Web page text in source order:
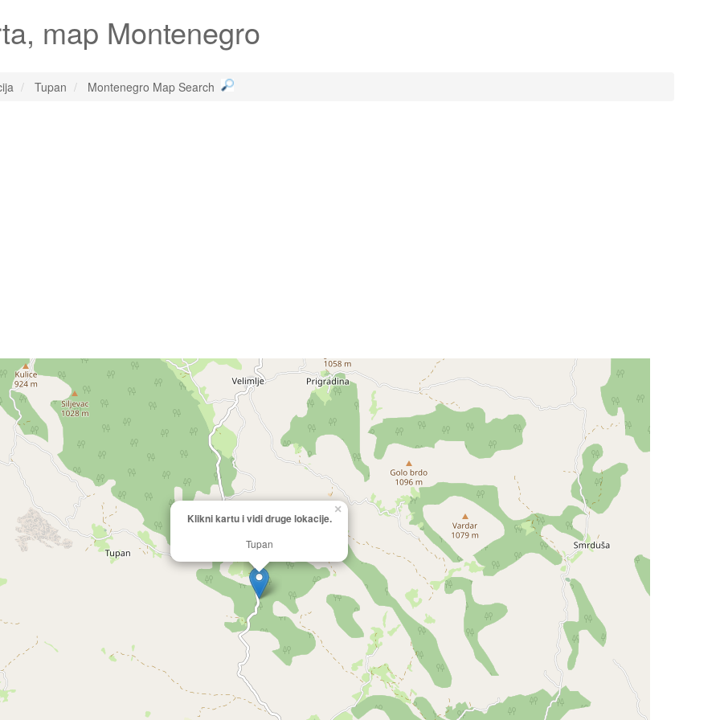
map Montenegro
Tupan Montenegro Map Search
Klikni kartu i vidi druge lokacije.
Tupan
×